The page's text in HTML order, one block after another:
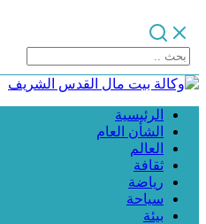
الرئيسية
الشأن العام
العالم
ثقافة
رياضة
سياحة
بيئة